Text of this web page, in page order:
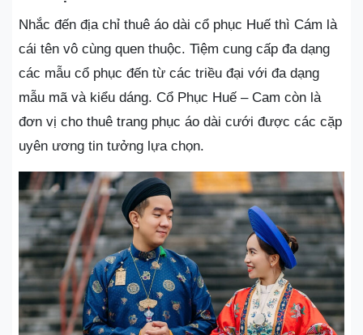
Nhắc đến địa chỉ thuê áo dài cổ phục Huế thì Cám là
cái tên vô cùng quen thuộc. Tiệm cung cấp đa dạng
các mẫu cổ phục đến từ các triều đại với đa dạng
mẫu mã và kiểu dáng. Cổ Phục Huế – Cam còn là
đơn vị cho thuê trang phục áo dài cưới được các cặp
uyên ương tin tưởng lựa chọn.